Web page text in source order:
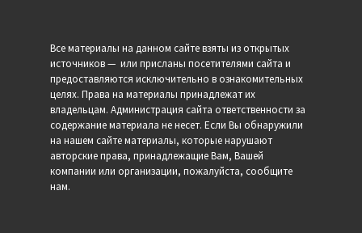
Все материалы на данном сайте взяты из открытых
источников — или присланы посетителями сайта и
предоставляются исключительно в ознакомительных
целях. Права на материалы принадлежат их
владельцам. Администрация сайта ответственности за
содержание материала не несет. Если Вы обнаружили
на нашем сайте материалы, которые нарушают
авторские права, принадлежащие Вам, Вашей
компании или организации, пожалуйста, сообщите
нам.